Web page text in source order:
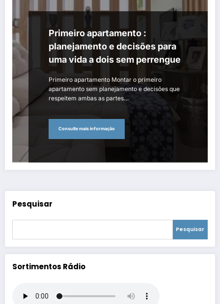
Primeiro apartamento :
planejamento e decisões para
uma vida a dois sem perrengue
Primeiro apartamento Montar o primeiro
apartamento sem planejamento e decisões que
respeitem ambas as partes…
Consulte mais informação
Pesquisar
Pesquisar
Sortimentos Rádio